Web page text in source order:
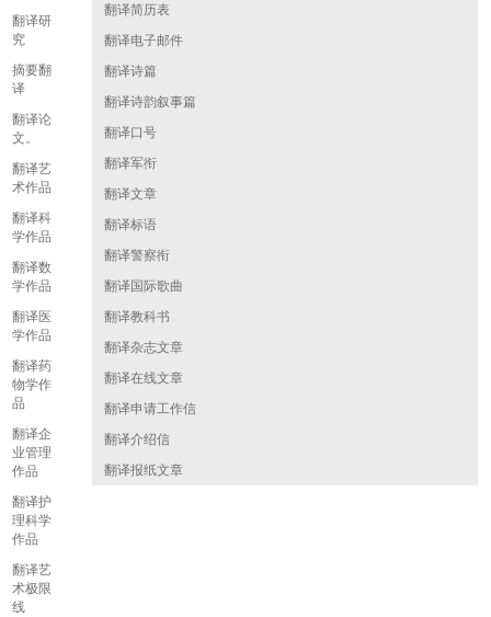
翻译研
究
摘要翻
译
翻译论
文。
翻译艺
术作品
翻译科
学作品
翻译数
学作品
翻译医
学作品
翻译药
物学作
品
翻译企
业管理
作品
翻译护
理科学
作品
翻译艺
术极限
线
翻译简历表
翻译电子邮件
翻译诗篇
翻译诗韵叙事篇
翻译口号
翻译军衔
翻译文章
翻译标语
翻译警察衔
翻译国际歌曲
翻译教科书
翻译杂志文章
翻译在线文章
翻译申请工作信
翻译介绍信
翻译报纸文章